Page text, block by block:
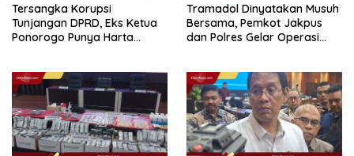
Tersangka Korupsi
Tunjangan DPRD, Eks Ketua
Ponorogo Punya Harta
Tramadol Dinyatakan Musuh
Bersama, Pemkot Jakpus
dan Polres Gelar Operasi